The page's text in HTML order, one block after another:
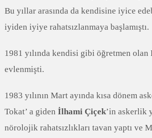
Bu yıllar arasında da kendisine iyice
iyiden iyiye rahatsızlanmaya başlamıştı.
1981 yılında kendisi gibi öğretmen olan
evlenmişti.
1983 yılının Mart ayında kısa dönem
Tokat’ a giden İlhami Çiçek’in askerlik
nörolojik rahatsızlıkları tavan yaptı ve